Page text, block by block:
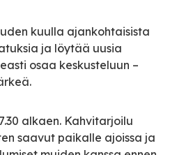
kuulla ajankohtaisista
ja löytää uusia
osaa keskusteluun –
alkaen. Kahvitarjoilu
saavut paikalle ajoissa ja